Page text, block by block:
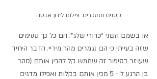
קטנים וממכרים. צילום:לירון אבטה
או בשמם השני "כדורי שלג". הם כל כך טעימים
שזה בעייתי כי הם נגמרים מהר מידיי. הדבר היחיד
שעוזר בסיפור זה שממש קל להכין אותם (סהר
בן הרגע ל - 5 מכין אותם בקלות ואפילו מדגים